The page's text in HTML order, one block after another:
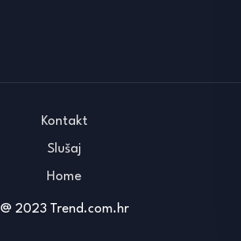
@ 2023 Trend.com.hr
Kontakt
Slušaj
Home